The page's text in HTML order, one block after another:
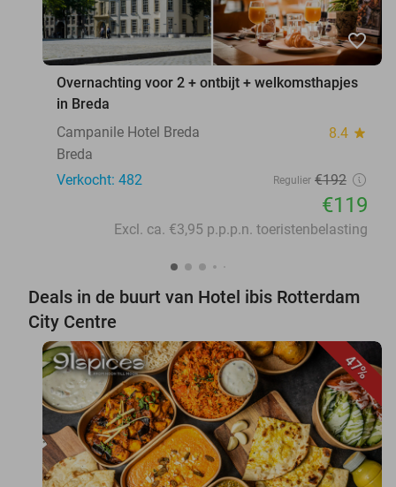
favorite_border
Overnachting voor 2 + ontbijt + welkomsthapjes
in Breda
Campanile Hotel Breda
8.4 star
Breda
Verkocht: 482
Regulier €192
€119
Excl. ca. €3,95 p.p.p.n. toeristenbelasting
Deals in de buurt van Hotel ibis Rotterdam
City Centre
47%